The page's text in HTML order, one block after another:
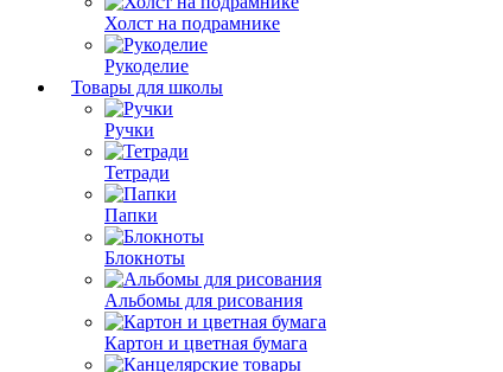
Холст на подрамнике
Рукоделие
Товары для школы
Ручки
Тетради
Папки
Блокноты
Альбомы для рисования
Картон и цветная бумага